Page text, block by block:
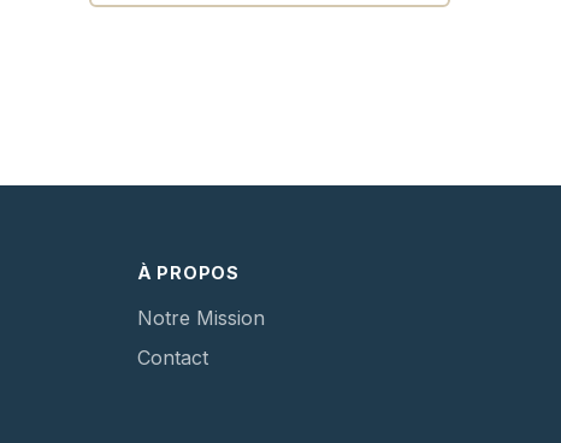
À PROPOS
Notre Mission
Contact